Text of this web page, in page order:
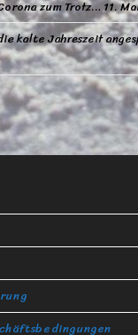
zum Trotz…11.
kalte Jahreszeit